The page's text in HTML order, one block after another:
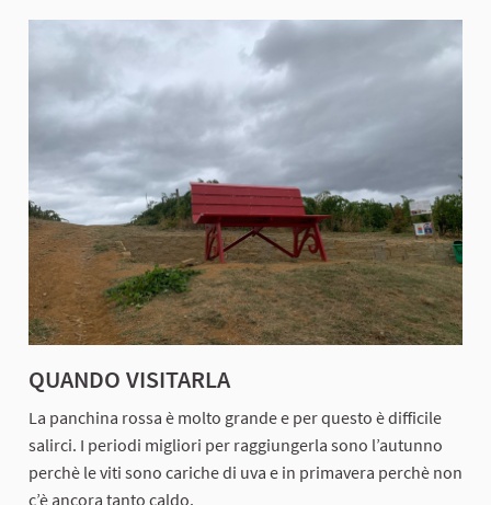
QUANDO VISITARLA
La panchina rossa è molto grande e per questo è difficile
salirci. I periodi migliori per raggiungerla sono l’autunno
perchè le viti sono cariche di uva e in primavera perchè non
c’è ancora tanto caldo.